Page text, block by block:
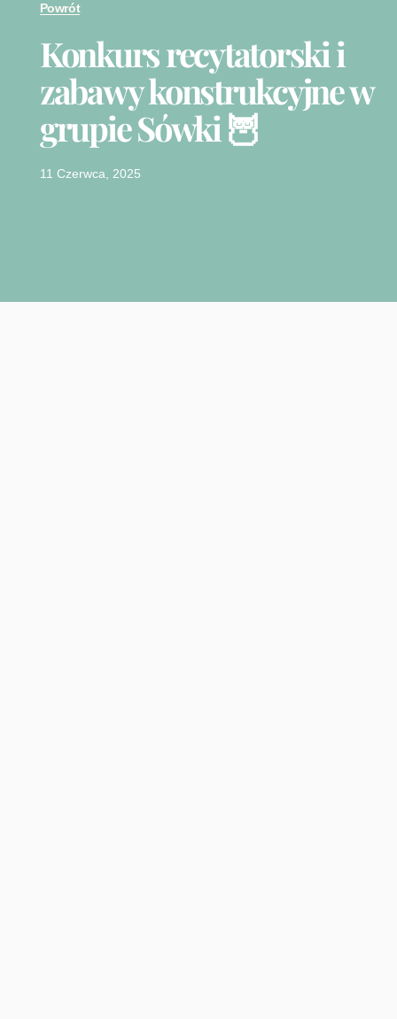
Powrót
Konkurs recytatorski i
zabawy konstrukcyjne w
grupie Sówki 🦉
11 Czerwca, 2025